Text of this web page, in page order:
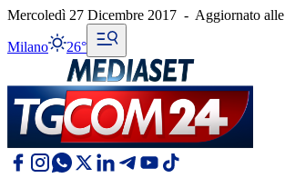
Mercoledì 27 Dicembre 2017 - Aggiornato alle
Milano 26°